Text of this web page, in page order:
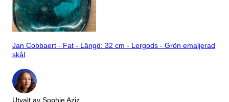
Jan Cobbaert - Fat - Längd: 32 cm - Lergods - Grön emaljerad
skål
Utvalt av Sophie Aziz